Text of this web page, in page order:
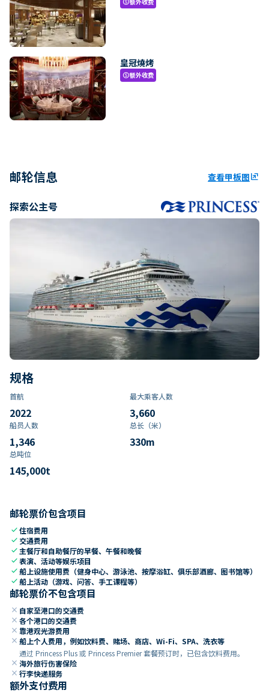
paid
皇冠燒烤
paid额外收费
邮轮信息 查看甲板图ungroup
探索公主号
规格
首航
2022
最大乘客人数
3,660
船员人数
1,346
总长（米）
330m
总吨位
145,000t
邮轮票价包含项目
check住宿费用
check 交通费用
check 主餐厅和自助餐厅的早餐、午餐和晚餐
check表演、活动等娱乐项目
check船上设施使用费（健身中心、游泳池、按摩浴缸、俱乐部酒廊、图书馆等）
check船上活动（游戏、问答、手工课程等）
邮轮票价不包含项目
close 自家至港口的交通费
close 各个港口的交通费
close 靠港观光游费用
close 船上个人费用，例如饮料费、赌场、商店、Wi-Fi、SPA、洗衣等
通过 Princess Plus 或 Princess Premier 套餐预订时，已包含饮料费用。
close 海外旅行伤害保险
close 行李快递服务
额外支付费用